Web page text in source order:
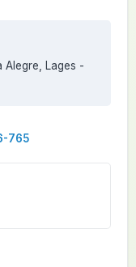
Alegre, Lages -
765